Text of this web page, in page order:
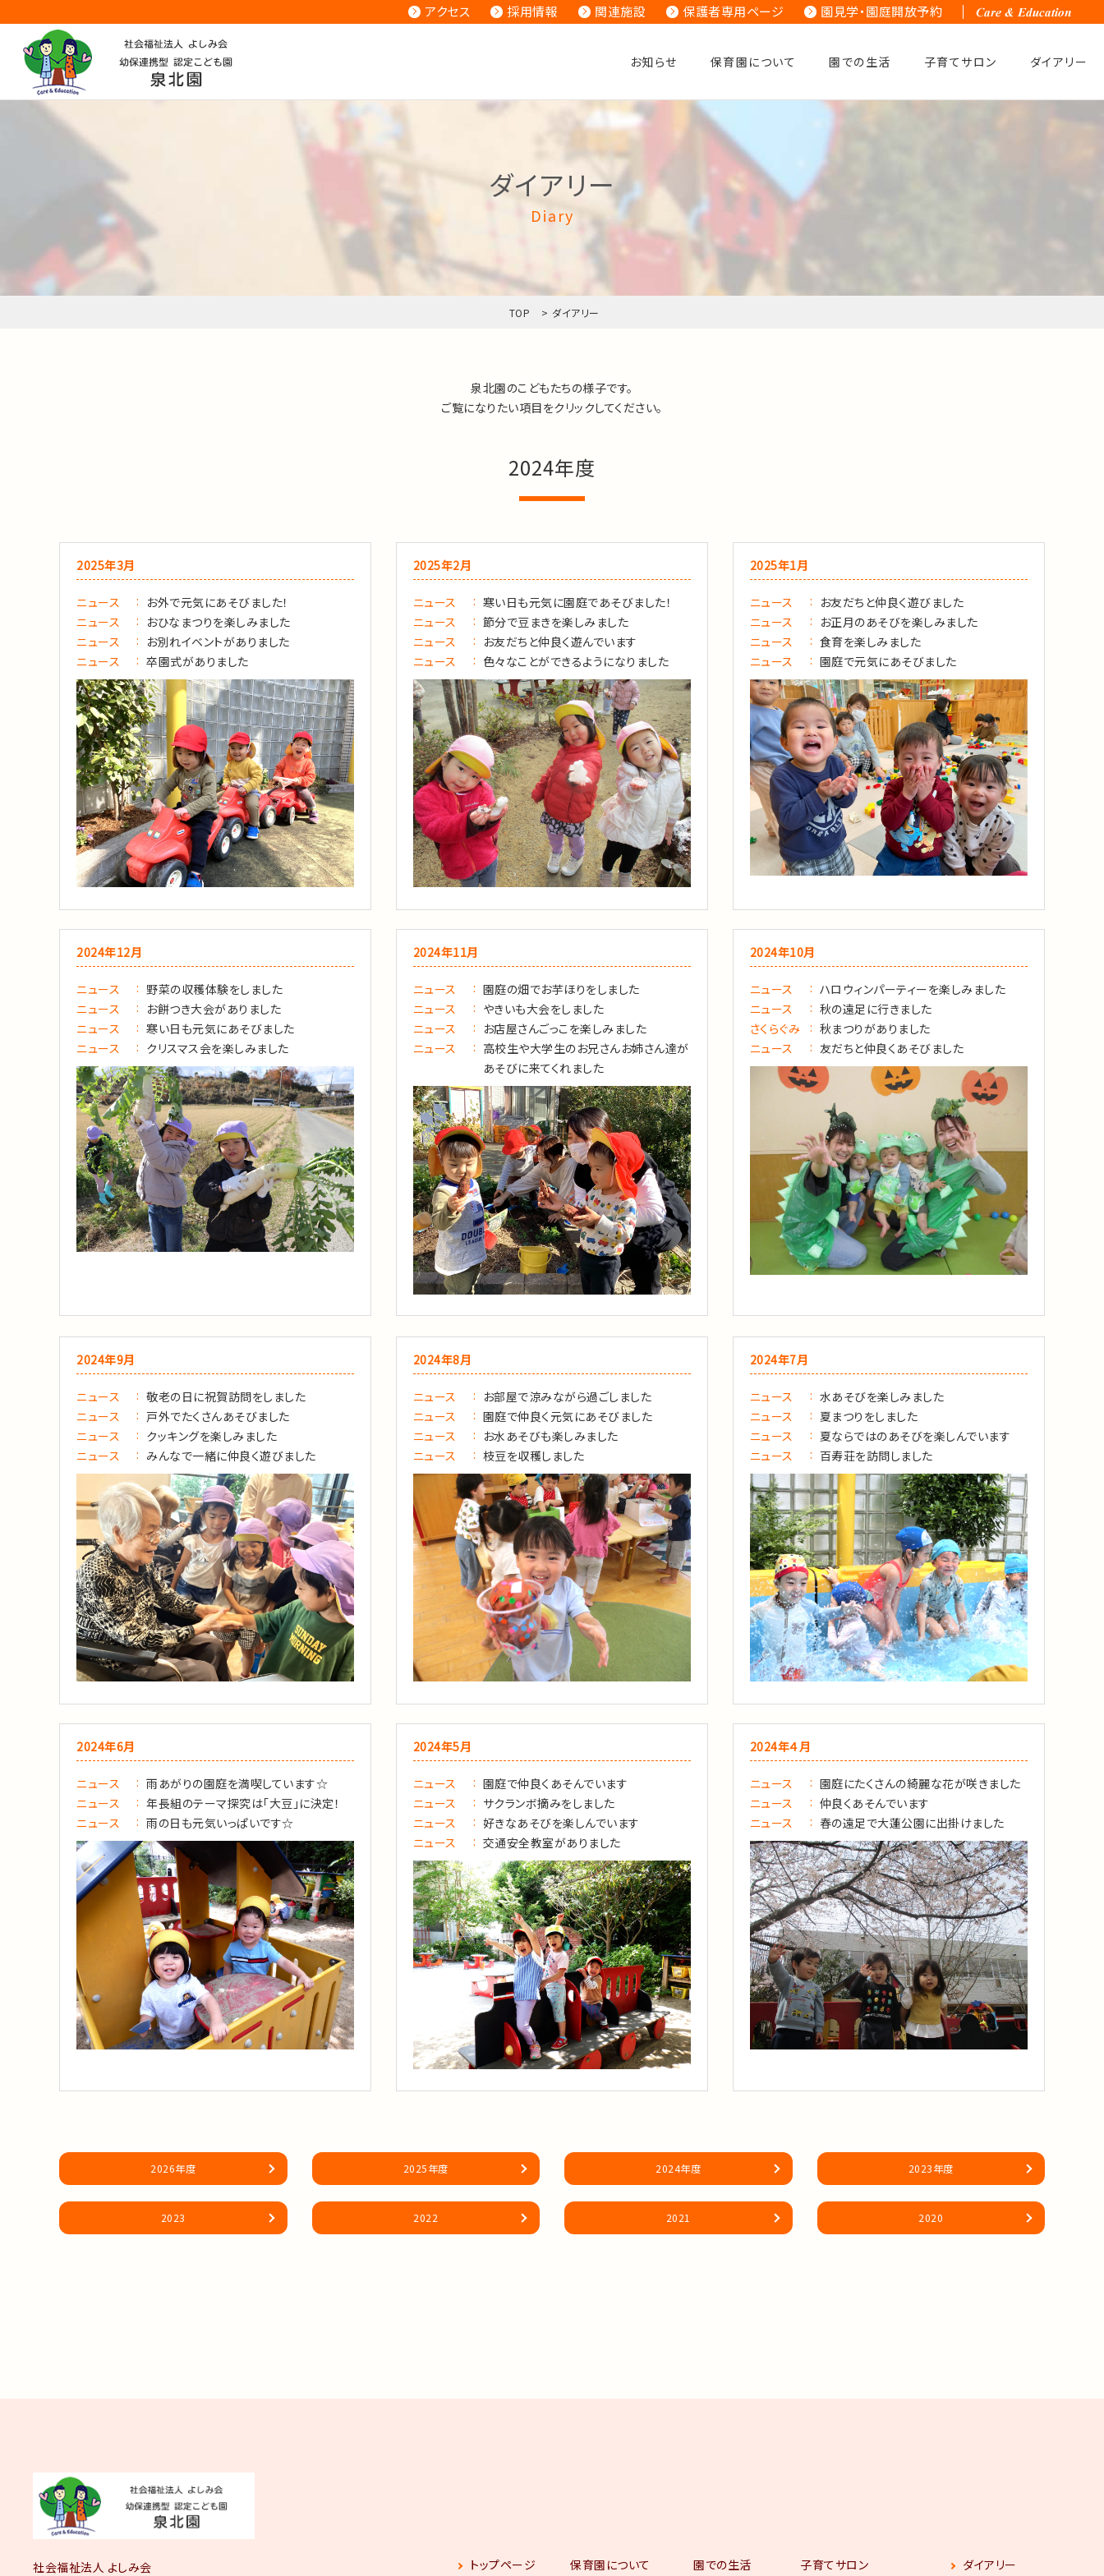
アクセス 採用情報 関連施設 保護者専用ページ 園見学・園庭開放予約
お知らせ 保育園について 園での生活 子育てサロン ダイアリー
ダイアリー
Diary
TOP > ダイアリー
泉北園のこどもたちの様子です。
ご覧になりたい項目をクリックしてください。
2024年度
2025年3月
ニュース
お外で元気にあそびました！
ニュース
おひなまつりを楽しみました
ニュース
お別れイベントがありました
ニュース
卒園式がありました
2025年2月
ニュース
寒い日も元気に園庭であそびました！
ニュース
節分で豆まきを楽しみました
ニュース
お友だちと仲良く遊んでいます
ニュース
色々なことができるようになりました
2025年1月
ニュース
お友だちと仲良く遊びました
ニュース
お正月のあそびを楽しみました
ニュース
食育を楽しみました
ニュース
園庭で元気にあそびました
2024年12月
ニュース
野菜の収穫体験をしました
ニュース
お餅つき大会がありました
ニュース
寒い日も元気にあそびました
ニュース
クリスマス会を楽しみました
2024年11月
ニュース
園庭の畑でお芋ほりをしました
ニュース
やきいも大会をしました
ニュース
お店屋さんごっこを楽しみました
ニュース
高校生や大学生のお兄さんお姉さん達が
あそびに来てくれました
2024年10月
ニュース
ハロウィンパーティーを楽しみました
ニュース
秋の遠足に行きました
さくらぐみ
秋まつりがありました
ニュース
友だちと仲良くあそびました
2024年9月
ニュース
敬老の日に祝賀訪問をしました
ニュース
戸外でたくさんあそびました
ニュース
クッキングを楽しみました
ニュース
みんなで一緒に仲良く遊びました
2024年8月
ニュース
お部屋で涼みながら過ごしました
ニュース
園庭で仲良く元気にあそびました
ニュース
お水あそびも楽しみました
ニュース
枝豆を収穫しました
2024年7月
ニュース
水あそびを楽しみました
ニュース
夏まつりをしました
ニュース
夏ならではのあそびを楽しんでいます
ニュース
百寿荘を訪問しました
2024年6月
ニュース
雨あがりの園庭を満喫しています☆
ニュース
年長組のテーマ探究は「大豆」に決定！
ニュース
雨の日も元気いっぱいです☆
2024年5月
ニュース
園庭で仲良くあそんでいます
ニュース
サクランボ摘みをしました
ニュース
好きなあそびを楽しんでいます
ニュース
交通安全教室がありました
2024年４月
ニュース
園庭にたくさんの綺麗な花が咲きました
ニュース
仲良くあそんでいます
ニュース
春の遠足で大蓮公園に出掛けました
2026年度 2025年度 2024年度 2023年度
2023 2022 2021 2020
社会福祉法人 よしみ会
トップページ
保育園について
園での生活
子育てサロン
ダイアリー